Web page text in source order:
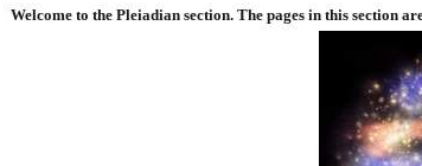
Welcome to the Pleiadian section. The pages in this section